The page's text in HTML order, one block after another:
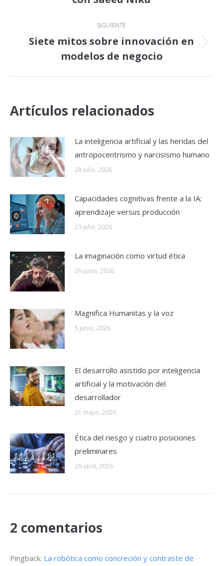
publicaciones
anterior:
SIGUIENTE
Publicación
siguiente:
Siete mitos sobre innovación en
modelos de negocio
Artículos relacionados
La inteligencia artificial y las heridas del
antropocentrismo y narcisismo humano
28 julio, 2026
Capacidades cognitivas frente a la IA:
aprendizaje versus producción
23 julio, 2026
La imaginación como virtud ética
29 junio, 2026
Magnifica Humanitas y la voz
5 junio, 2026
El desarrollo asistido por inteligencia
artificial y la motivación del
desarrollador
21 mayo, 2026
Ética del riesgo y cuatro posiciones
preliminares
29 abril, 2026
2 comentarios
Pingback: La robótica como concreción y contraste de